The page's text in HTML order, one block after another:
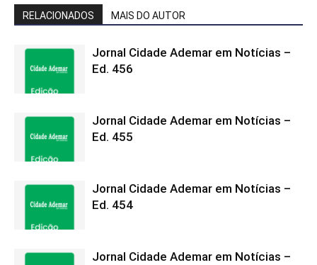
RELACIONADOS MAIS DO AUTOR
Jornal Cidade Ademar em Notícias –
Ed. 456
Jornal Cidade Ademar em Notícias –
Ed. 455
Jornal Cidade Ademar em Notícias –
Ed. 454
Jornal Cidade Ademar em Notícias –